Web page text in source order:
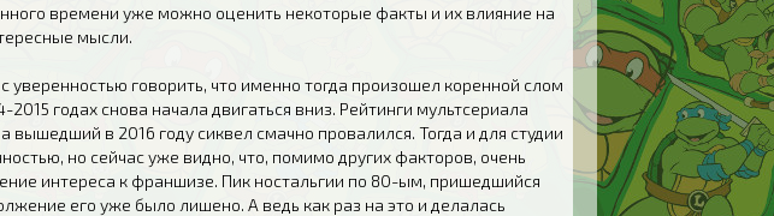
времени уже можно оценить некоторые факты и их влияние на
мысли.
говорить, что именно тогда произошел коренной слом
годах снова начала двигаться вниз. Рейтинги мультсериала
в 2016 году сиквел смачно провалился. Тогда и для студии
но сейчас уже видно, что, помимо других факторов, очень
интереса к франшизе. Пик ностальгии по 80-ым, пришедшийся
его уже было лишено. А ведь как раз на это и делалась